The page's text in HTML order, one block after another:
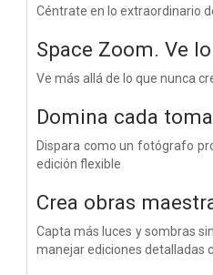
Céntrate en lo extraordinario
Space Zoom. Ve
Ve más allá de lo que nunca
Domina cada
Dispara como un fotógrafo
edición flexible
Crea obras
Capta más luces y sombras
manejar ediciones detalladas